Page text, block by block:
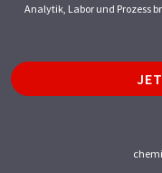
Analytik, Labor und Prozess